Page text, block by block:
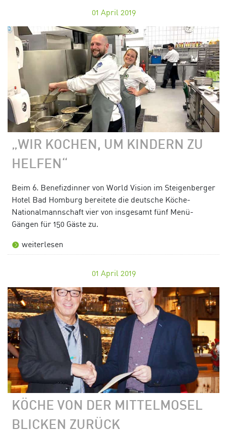
01 April 2019
„WIR KOCHEN, UM KINDERN ZU
HELFEN“
Beim 6. Benefizdinner von World Vision im Steigenberger
Hotel Bad Homburg bereitete die deutsche Köche-
Nationalmannschaft vier von insgesamt fünf Menü-
Gängen für 150 Gäste zu.
weiterlesen
01 April 2019
KÖCHE VON DER MITTELMOSEL
BLICKEN ZURÜCK